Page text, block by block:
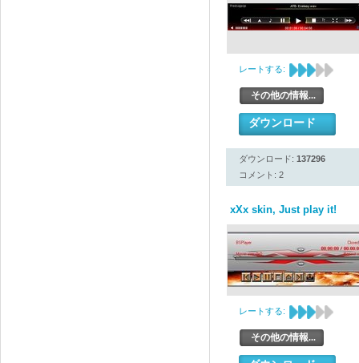
レートする:
その他の情報...
ダウンロード
ダウンロード: 137296
コメント: 2
xXx skin, Just play it!
レートする:
その他の情報...